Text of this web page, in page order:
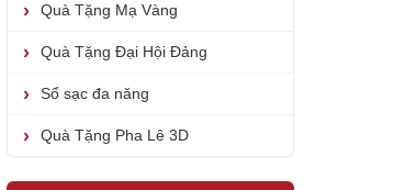
Quà Tặng Mạ Vàng
Quà Tặng Đại Hội Đảng
Sổ sạc đa năng
Quà Tặng Pha Lê 3D